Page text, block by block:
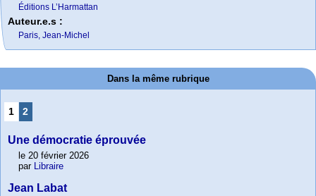
Éditions L’Harmattan
Auteur.e.s :
Paris, Jean-Michel
Dans la même rubrique
1 2
Une démocratie éprouvée
le 20 février 2026
par Libraire
Jean Labat